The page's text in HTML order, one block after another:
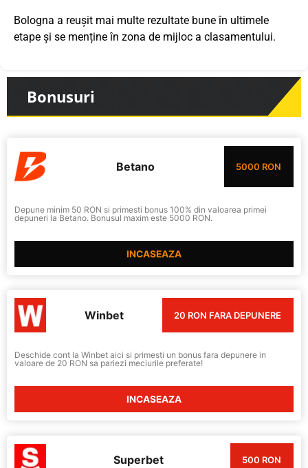
Bologna a reușit mai multe rezultate bune în ultimele
etape și se menține în zona de mijloc a clasamentului.
Bonusuri
Betano 5000 RON
Depune minim 50 RON si primesti bonus 100% din valoarea primei
depuneri la Betano. Bonusul maxim este 5000 RON.
INCASEAZA
Winbet 20 RON FARA DEPUNERE
Deschide cont la Winbet aici si primesti un bonus fara depunere in
valoare de 20 RON sa pariezi meciurile preferate!
INCASEAZA
Superbet 500 RON